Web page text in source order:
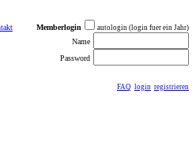
Memberlogin autologin (login fuer ein Jahr)
Name
Password
FAQ login registrieren